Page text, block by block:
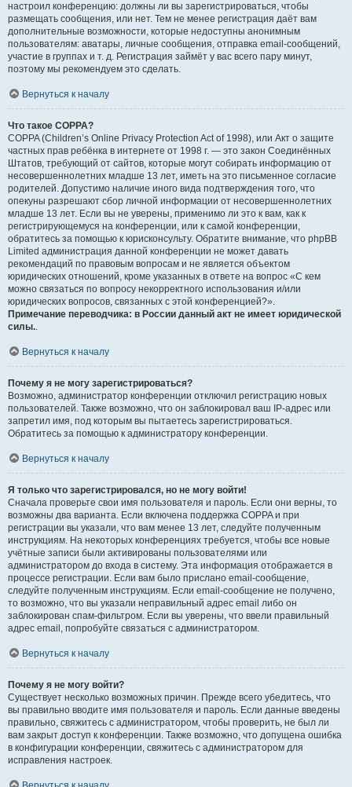
настроил конференцию: должны ли вы зарегистрироваться, чтобы
размещать сообщения, или нет. Тем не менее регистрация даёт вам
дополнительные возможности, которые недоступны анонимным
пользователям: аватары, личные сообщения, отправка email-сообщений,
участие в группах и т. д. Регистрация займёт у вас всего пару минут,
поэтому мы рекомендуем это сделать.
Вернуться к началу
Что такое COPPA?
COPPA (Children’s Online Privacy Protection Act of 1998), или Акт о защите
частных прав ребёнка в интернете от 1998 г. — это закон Соединённых
Штатов, требующий от сайтов, которые могут собирать информацию от
несовершеннолетних младше 13 лет, иметь на это письменное согласие
родителей. Допустимо наличие иного вида подтверждения того, что
опекуны разрешают сбор личной информации от несовершеннолетних
младше 13 лет. Если вы не уверены, применимо ли это к вам, как к
регистрирующемуся на конференции, или к самой конференции,
обратитесь за помощью к юрисконсульту. Обратите внимание, что phpBB
Limited администрация данной конференции не может давать
рекомендаций по правовым вопросам и не является объектом
юридических отношений, кроме указанных в ответе на вопрос «С кем
можно связаться по вопросу некорректного использования и/или
юридических вопросов, связанных с этой конференцией?».
Примечание переводчика: в России данный акт не имеет юридической
силы..
Вернуться к началу
Почему я не могу зарегистрироваться?
Возможно, администратор конференции отключил регистрацию новых
пользователей. Также возможно, что он заблокировал ваш IP-адрес или
запретил имя, под которым вы пытаетесь зарегистрироваться.
Обратитесь за помощью к администратору конференции.
Вернуться к началу
Я только что зарегистрировался, но не могу войти!
Сначала проверьте свои имя пользователя и пароль. Если они верны, то
возможны два варианта. Если включена поддержка COPPA и при
регистрации вы указали, что вам менее 13 лет, следуйте полученным
инструкциям. На некоторых конференциях требуется, чтобы все новые
учётные записи были активированы пользователями или
администратором до входа в систему. Эта информация отображается в
процессе регистрации. Если вам было прислано email-сообщение,
следуйте полученным инструкциям. Если email-сообщение не получено,
то возможно, что вы указали неправильный адрес email либо он
заблокирован спам-фильтром. Если вы уверены, что ввели правильный
адрес email, попробуйте связаться с администратором.
Вернуться к началу
Почему я не могу войти?
Существует несколько возможных причин. Прежде всего убедитесь, что
вы правильно вводите имя пользователя и пароль. Если данные введены
правильно, свяжитесь с администратором, чтобы проверить, не был ли
вам закрыт доступ к конференции. Также возможно, что допущена ошибка
в конфигурации конференции, свяжитесь с администратором для
исправления настроек.